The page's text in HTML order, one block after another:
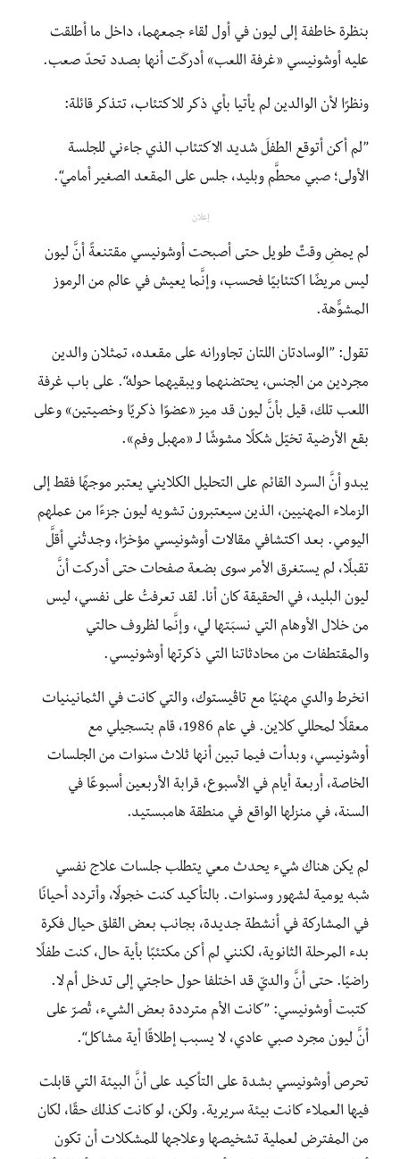
بنظرة خاطفة إلى ليون في أول لقاء جمعهما، داخل ما أطلقت
عليه أوشونيسي «غرفة اللعب» أدركَت أنها بصدد تحدّ صعب.
ونظرًا لأن الوالدين لم يأتيا بأي ذكر للاكتئاب، تتذكر قائلة:
”لم أكن أتوقع الطفلَ شديد الاكتئاب الذي جاءني للجلسة
الأولى؛ صبي محطَّم وبليد، جلس على المقعد الصغير أمامي“.
إعلان
لم يمضِ وقتٌ طويل حتى أصبحت أوشونيسي مقتنعةً أنَّ ليون
ليس مريضًا اكتئابيًا فحسب، وإنَّما يعيش في عالم من الرموز
المشوًّهة.
تقول: ”الوسادتان اللتان تجاورانه على مقعده، تمثلان والدين
مجردين من الجنس، يحتضنهما ويبقيهما حوله“. على باب غرفة
اللعب تلك، قيل بأنَّ ليون قد ميز «عضوًا ذكريًا وخصيتين» وعلى
بقع الأرضية تخيّل شكلًا مشوشًا لـ «مهبل وفم».
يبدو أنَّ السرد القائم على التحليل الكلايني يعتبر موجهًا فقط إلى
الزملاء المهنيين، الذين سيعتبرون تشويه ليون جزءًا من عملهم
اليومي. بعد اكتشافي مقالات أوشونيسي مؤخرًا، وجدتُني أقلَّ
تقبلًا، لم يستغرق الأمر سوى بضعة صفحات حتى أدركت أنَّ
ليون البليد، في الحقيقة كان أنا. لقد تعرفتُ على نفسي، ليس
من خلال الأوهام التي نسبَتها لي، وإنَّما لظروف حالتي
والمقتطفات من محادثاتنا التي ذكرتها أوشونيسي.
انخرط والدي مهنيًا مع تاڤيستوك، والتي كانت في الثمانينيات
معقلًا لمحللي كلاين. في عام 1986، قام بتسجيلي مع
أوشونيسي، وبدأت فيما تبين أنها ثلاث سنوات من الجلسات
الخاصة، أربعة أيام في الأسبوع، قرابة الأربعين أسبوعًا في
السنة، في منزلها الواقع في منطقة هامبستيد.
لم يكن هناك شيء يحدث معي يتطلب جلسات علاج نفسي
شبه يومية لشهور وسنوات. بالتأكيد كنت خجولًا، وأتردد أحيانًا
في المشاركة في أنشطة جديدة، بجانب بعض القلق حيال فكرة
بدء المرحلة الثانوية، لكنني لم أكن مكتئبًا بأية حال، كنت طفلًا
راضيًا. حتى أنَّ والديّ قد اختلفا حول حاجتي إلى تدخل أم لا.
كتبت أوشونيسي: ”كانت الأم مترددة بعض الشيء، تُصرّ على
أنَّ ليون مجرد صبي عادي، لا يسبب إطلاقًا أية مشاكل“.
تحرص أوشونيسي بشدة على التأكيد على أنَّ البيئة التي قابلت
فيها العملاء كانت بيئة سريرية. ولكن، لو كانت كذلك حقًا، لكان
من المفترض لعملية تشخيصها وعلاجها للمشكلات أن تكون